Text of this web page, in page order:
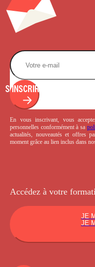
S'INSCRIRE
En vous inscrivant, vous
personnelles conformément à sa
actualités, nouveautés et offres
moment grâce au lien inclus dans
Accédez à votre
JE
JE